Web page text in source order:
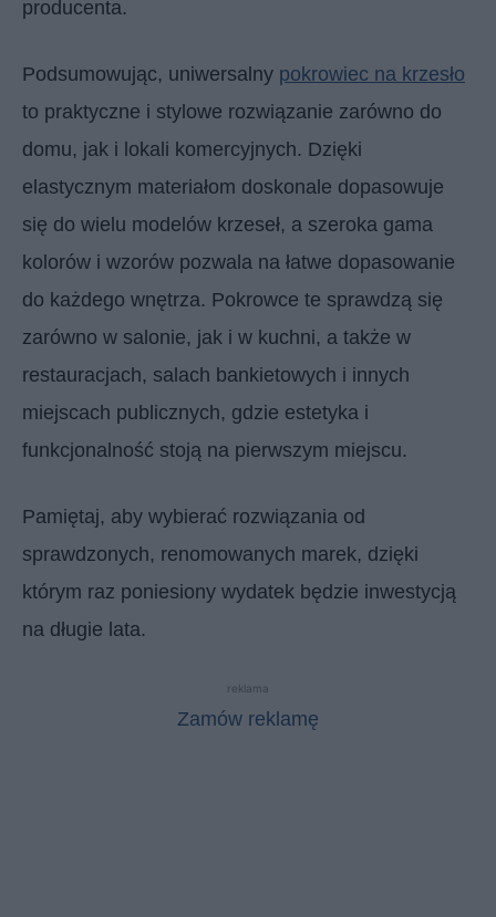
producenta.
Podsumowując, uniwersalny pokrowiec na krzesło
to praktyczne i stylowe rozwiązanie zarówno do
domu, jak i lokali komercyjnych. Dzięki
elastycznym materiałom doskonale dopasowuje
się do wielu modelów krzeseł, a szeroka gama
kolorów i wzorów pozwala na łatwe dopasowanie
do każdego wnętrza. Pokrowce te sprawdzą się
zarówno w salonie, jak i w kuchni, a także w
restauracjach, salach bankietowych i innych
miejscach publicznych, gdzie estetyka i
funkcjonalność stoją na pierwszym miejscu.
Pamiętaj, aby wybierać rozwiązania od
sprawdzonych, renomowanych marek, dzięki
którym raz poniesiony wydatek będzie inwestycją
na długie lata.
reklama
Zamów reklamę